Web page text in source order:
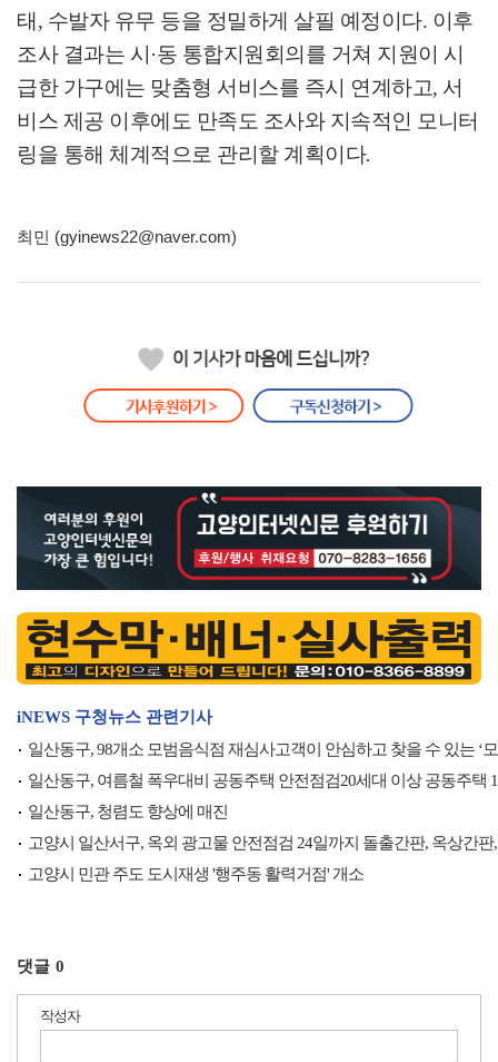
태 , 수발자 유무 등을 정밀하게 살필 예정이다. 이후
조사 결과는 시 ·동 통합지원회의를 거쳐 지원이 시
급한 가구에는 맞춤형 서비스를 즉시 연계하고, 서
비스 제공 이후에도 만족도 조사와 지속적인 모니터
링을 통해 체계적으로 관리할 계획이다.
최민 (gyinews22@naver.com)
iNEWS 구청뉴스 관련기사
일산동구, 98개소 모범음식점 재심사고객이 안심하고 찾을 수 있는 ‘
일산동구, 여름철 폭우대비 공동주택 안전점검20세대 이상 공동주택
일산동구, 청렴도 향상에 매진
고양시 일산서구, 옥외 광고물 안전점검 24일까지 돌출간판, 옥상간판
고양시 민관 주도 도시재생 '행주동 활력거점' 개소
댓글 0
작성자